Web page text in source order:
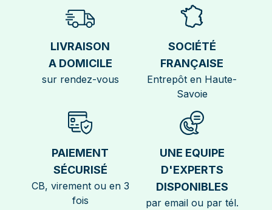
LIVRAISON
A DOMICILE
sur rendez-vous
SOCIÉTÉ
FRANÇAISE
Entrepôt en Haute-
Savoie
PAIEMENT
SÉCURISÉ
CB, virement ou en 3
fois
UNE EQUIPE
D'EXPERTS
DISPONIBLES
par email ou par tél.